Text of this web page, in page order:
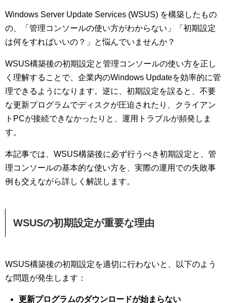
Windows Server Update Services (WSUS) を構築したもの
の、「管理コンソールの使い方がわからない」「初期設定
は何をすればいいの？」と悩んでいませんか？
WSUS構築後の初期設定と管理コンソールの使い方を正し
く理解することで、企業内のWindows Updateを効率的に管
理できるようになります。逆に、初期設定を誤ると、不要
な更新プログラムでディスクが圧迫されたり、クライアン
トPCが接続できなかったりと、運用トラブルが頻発しま
す。
本記事では、WSUS構築後に必ず行うべき初期設定と、管
理コンソールの基本的な使い方を、実際の運用での失敗事
例も交えながら詳しく解説します。
WSUSの初期設定が重要な理由
WSUS構築後の初期設定を適切に行わないと、以下のよう
な問題が発生します：
更新プログラムのダウンロードが始まらない